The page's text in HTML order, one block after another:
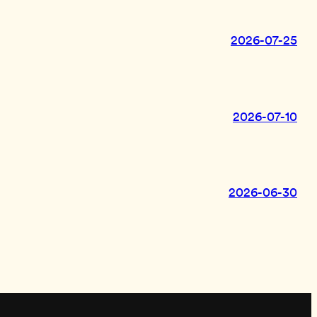
2026-07-25
2026-07-10
2026-06-30